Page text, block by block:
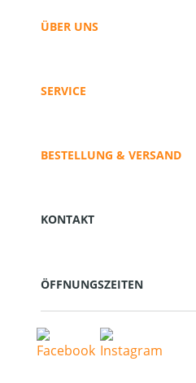
ÜBER UNS
SERVICE
BESTELLUNG & VERSAND
KONTAKT
ÖFFNUNGSZEITEN